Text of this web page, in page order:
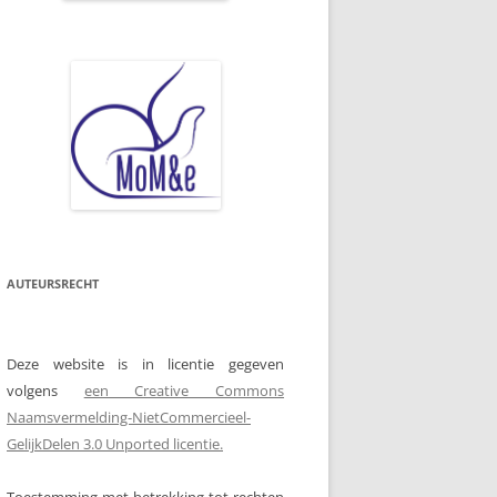
AUTEURSRECHT
Deze website is in licentie gegeven
volgens een Creative Commons
Naamsvermelding-NietCommercieel-
GelijkDelen 3.0 Unported licentie.